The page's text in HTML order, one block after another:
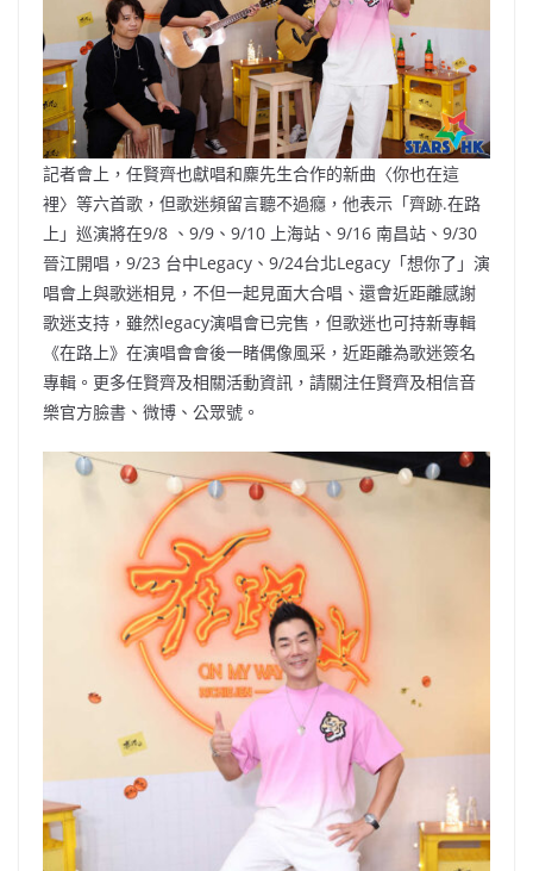
記者會上，任賢齊也獻唱和麋先生合作的新曲〈你也在這
裡〉等六首歌，但歌迷頻留言聽不過癮，他表示「齊跡.在路
上」巡演將在9/8 、9/9、9/10 上海站、9/16 南昌站、9/30
晉江開唱，9/23 台中Legacy、9/24台北Legacy「想你了」演
唱會上與歌迷相見，不但一起見面大合唱、還會近距離感謝
歌迷支持，雖然legacy演唱會已完售，但歌迷也可持新專輯
《在路上》在演唱會會後一睹偶像風采，近距離為歌迷簽名
專輯。更多任賢齊及相關活動資訊，請關注任賢齊及相信音
樂官方臉書、微博、公眾號。